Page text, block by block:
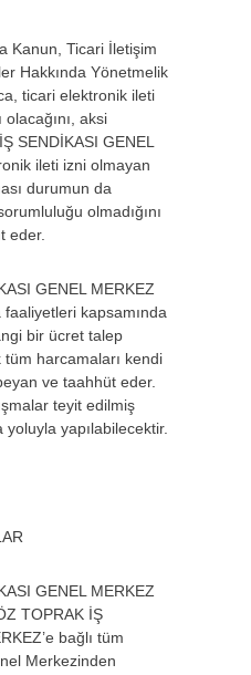
Kanun, Ticari İletişim
Hakkında Yönetmelik
ticari elektronik ileti
olacağını, aksi
SENDİKASI GENEL
ileti izni olmayan
durumun da
olmadığını
eder.
GENEL MERKEZ
kapsamında
bir ücret talep
harcamaları kendi
ve taahhüt eder.
teyit edilmiş
yoluyla yapılabilecektir.
GENEL MERKEZ
TOPRAK İŞ
bağlı tüm
Merkezinden